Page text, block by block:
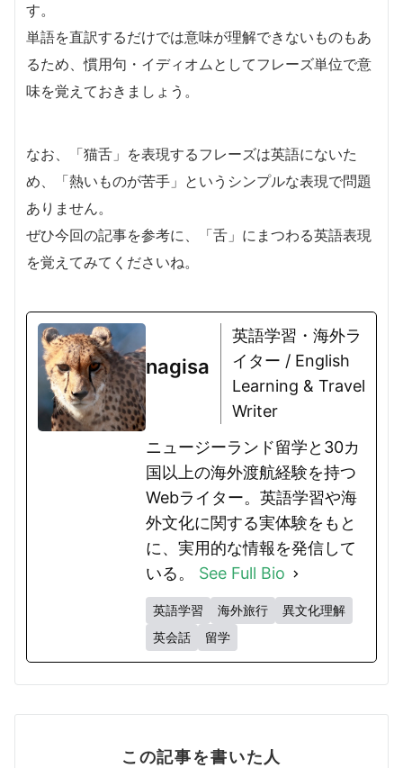
す。
単語を直訳するだけでは意味が理解できないものもあ
るため、慣用句・イディオムとしてフレーズ単位で意
味を覚えておきましょう。
なお、「猫舌」を表現するフレーズは英語にないた
め、「熱いものが苦手」というシンプルな表現で問題
ありません。
ぜひ今回の記事を参考に、「舌」にまつわる英語表現
を覚えてみてくださいね。
nagisa
英語学習・海外ラ
イター / English
Learning & Travel
Writer
ニュージーランド留学と30カ
国以上の海外渡航経験を持つ
Webライター。英語学習や海
外文化に関する実体験をもと
に、実用的な情報を発信して
いる。 See Full Bio
英語学習 海外旅行
異文化理解
英会話
留学
この記事を書いた人